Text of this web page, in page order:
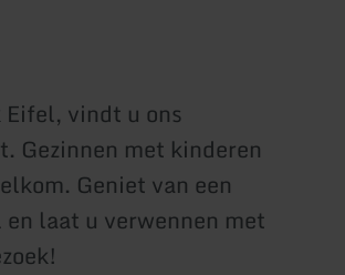
vindt u ons
Gezinnen met kinderen
Geniet van een
laat u verwennen met